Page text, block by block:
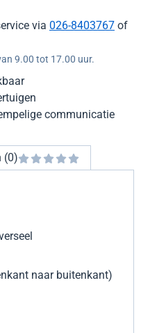
via 026-8403767 of
9.00 tot 17.00 uur.
communicatie
(0)
naar buitenkant)